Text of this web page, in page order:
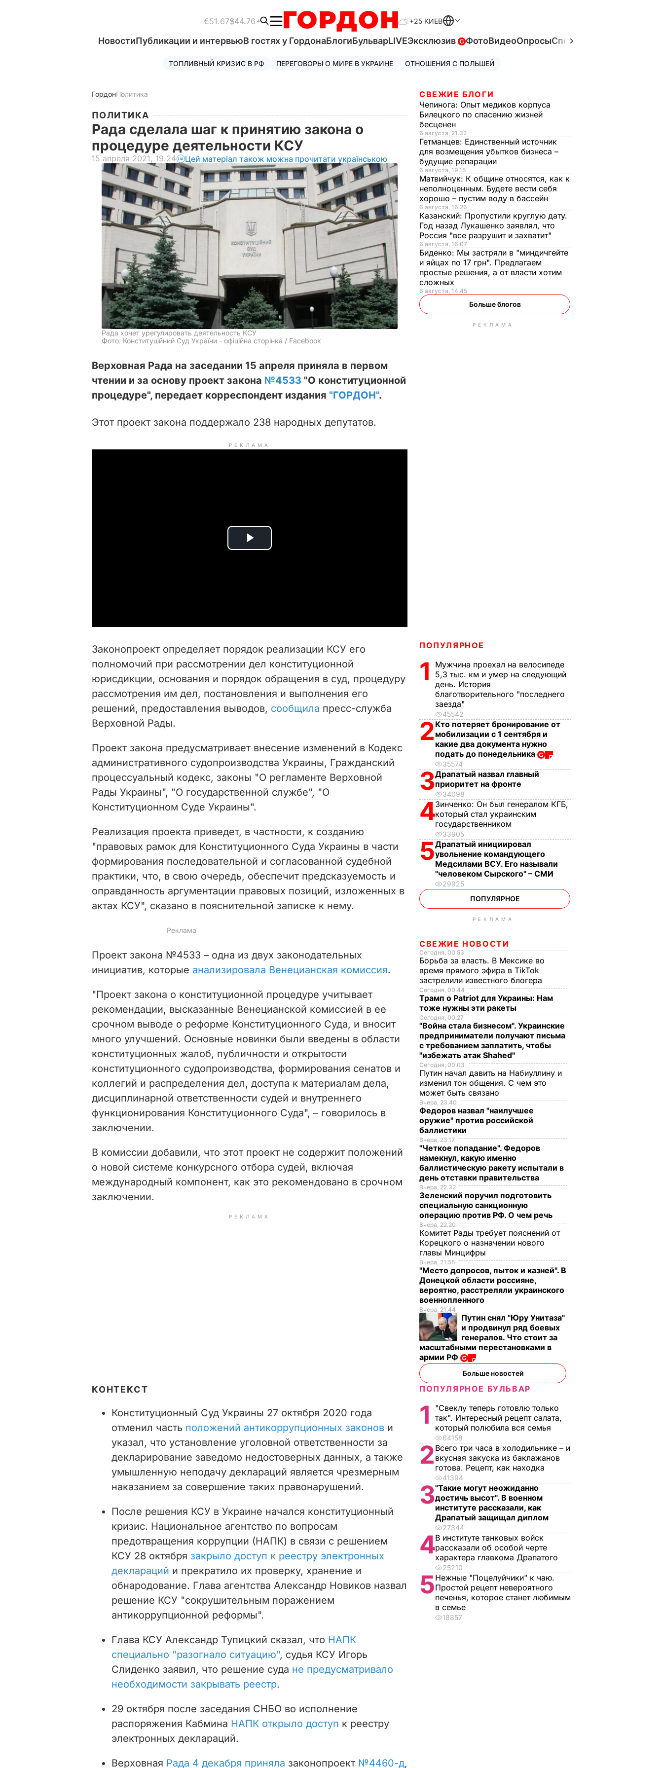
€51.67$44.76 +25 КИЕВ
НовостиПубликации и интервьюВ гостях у ГордонаБлогиБульварLIVEЭксклюзив ФотоВидеоОпросыСпецпроекты
ТОПЛИВНЫЙ КРИЗИС В РФ ПЕРЕГОВОРЫ О МИРЕ В УКРАИНЕ ОТНОШЕНИЯ С ПОЛЬШЕЙ
ГордонПолитика
ПОЛИТИКА
Рада сделала шаг к принятию закона о
процедуре деятельности КСУ
15 апреля 2021, 19.24 Цей матеріал також можна прочитати українською
Рада хочет урегулировать деятельность КСУ
Фото: Конституційний Суд України - офіційна сторінка / Facebook
Верховная Рада на заседании 15 апреля приняла в первом
чтении и за основу проект закона №4533 "О конституционной
процедуре", передает корреспондент издания "ГОРДОН".
Этот проект закона поддержало 238 народных депутатов.
РЕКЛАМА
P
i
d
e
Законопроект определяет порядок реализации КСУ его
полномочий при рассмотрении дел конституционной
юрисдикции, основания и порядок обращения в суд, процедуру
рассмотрения им дел, постановления и выполнения его
решений, предоставления выводов, сообщила пресс-служба
Верховной Рады.
Проект закона предусматривает внесение изменений в Кодекс
административного судопроизводства Украины, Гражданский
процессуальный кодекс, законы "О регламенте Верховной
Рады Украины", "О государственной службе", "О
Конституционном Суде Украины".
Реализация проекта приведет, в частности, к созданию
"правовых рамок для Конституционного Суда Украины в части
формирования последовательной и согласованной судебной
практики, что, в свою очередь, обеспечит предсказуемость и
оправданность аргументации правовых позиций, изложенных в
актах КСУ", сказано в пояснительной записке к нему.
Проект закона №4533 – одна из двух законодательных
инициатив, которые анализировала Венецианская комиссия.
"Проект закона о конституционной процедуре учитывает
рекомендации, высказанные Венецианской комиссией в ее
срочном выводе о реформе Конституционного Суда, и вносит
много улучшений. Основные новинки были введены в области
конституционных жалоб, публичности и открытости
конституционного судопроизводства, формирования сенатов и
коллегий и распределения дел, доступа к материалам дела,
дисциплинарной ответственности судей и внутреннего
функционирования Конституционного Суда", – говорилось в
заключении.
В комиссии добавили, что этот проект не содержит положений
о новой системе конкурсного отбора судей, включая
международный компонент, как это рекомендовано в срочном
заключении.
РЕКЛАМА
КОНТЕКСТ
Конституционный Суд Украины 27 октября 2020 года
отменил часть положений антикоррупционных законов и
указал, что установление уголовной ответственности за
декларирование заведомо недостоверных данных, а также
умышленную неподачу деклараций является чрезмерным
наказанием за совершение таких правонарушений.
После решения КСУ в Украине начался конституционный
кризис. Национальное агентство по вопросам
предотвращения коррупции (НАПК) в связи с решением
КСУ 28 октября закрыло доступ к реестру электронных
деклараций и прекратило их проверку, хранение и
обнародование. Глава агентства Александр Новиков назвал
решение КСУ "сокрушительным поражением
антикоррупционной реформы".
Глава КСУ Александр Тупицкий сказал, что НАПК
специально "разогнало ситуацию", судья КСУ Игорь
Слиденко заявил, что решение суда не предусматривало
необходимости закрывать реестр.
29 октября после заседания СНБО во исполнение
распоряжения Кабмина НАПК открыло доступ к реестру
электронных деклараций.
Верховная Рада 4 декабря приняла законопроект №4460-д,
СВЕЖИЕ БЛОГИ
Чепинога: Опыт медиков корпуса
Билецкого по спасению жизней
бесценен
6 августа, 21.32
Гетманцев: Единственный источник
для возмещения убытков бизнеса –
будущие репарации
6 августа, 19.15
Матвийчук: К общине относятся, как к
неполноценным. Будете вести себя
хорошо – пустим воду в бассейн
6 августа, 16.26
Казанский: Пропустили круглую дату.
Год назад Лукашенко заявлял, что
Россия "все разрушит и захватит"
6 августа, 16.07
Биденко: Мы застряли в "миндичгейте
и яйцах по 17 грн". Предлагаем
простые решения, а от власти хотим
сложных
6 августа, 14.45
Больше блогов
РЕКЛАМА
ПОПУЛЯРНОЕ
1
Мужчина проехал на велосипеде
5,3 тыс. км и умер на следующий
день. История
благотворительного "последнего
заезда"
45542
2 Кто потеряет бронирование от
мобилизации с 1 сентября и
какие два документа нужно
подать до понедельника
35574
3Драпатый назвал главный
приоритет на фронте
34098
4Зинченко: Он был генералом КГБ,
который стал украинским
государственником
33905
5Драпатый инициировал
увольнение командующего
Медсилами ВСУ. Его называли
"человеком Сырского" – СМИ
29925
ПОПУЛЯРНОЕ
РЕКЛАМА
СВЕЖИЕ НОВОСТИ
Сегодня, 00.53
Борьба за власть. В Мексике во
время прямого эфира в TikTok
застрелили известного блогера
Сегодня, 00.44
Трамп о Patriot для Украины: Нам
тоже нужны эти ракеты
Сегодня, 00.27
"Война стала бизнесом". Украинские
предприниматели получают письма
с требованием заплатить, чтобы
"избежать атак Shahed"
Сегодня, 00.03
Путин начал давить на Набиуллину и
изменил тон общения. С чем это
может быть связано
Вчера, 23.40
Федоров назвал "наилучшее
оружие" против российской
баллистики
Вчера, 23.17
"Четкое попадание". Федоров
намекнул, какую именно
баллистическую ракету испытали в
день отставки правительства
Вчера, 22.32
Зеленский поручил подготовить
специальную санкционную
операцию против РФ. О чем речь
Вчера, 22.20
Комитет Рады требует пояснений от
Корецкого о назначении нового
главы Минцифры
Вчера, 21.55
"Место допросов, пыток и казней". В
Донецкой области россияне,
вероятно, расстреляли украинского
военнопленного
Вчера, 21.44
Путин снял "Юру Унитаза"
и продвинул ряд боевых
генералов. Что стоит за
масштабными перестановками в
армии РФ
Больше новостей
ПОПУЛЯРНОЕ БУЛЬВАР
1
"Свеклу теперь готовлю только
так". Интересный рецепт салата,
который полюбила вся семья
64158
2 Всего три часа в холодильнике – и
вкусная закуска из баклажанов
готова. Рецепт, как находка
41394
3"Такие могут неожиданно
достичь высот". В военном
институте рассказали, как
Драпатый защищал диплом
27344
4В институте танковых войск
рассказали об особой черте
характера главкома Драпатого
25210
5Нежные "Поцелуйчики" к чаю.
Простой рецепт невероятного
печенья, которое станет любимым
в семье
18857